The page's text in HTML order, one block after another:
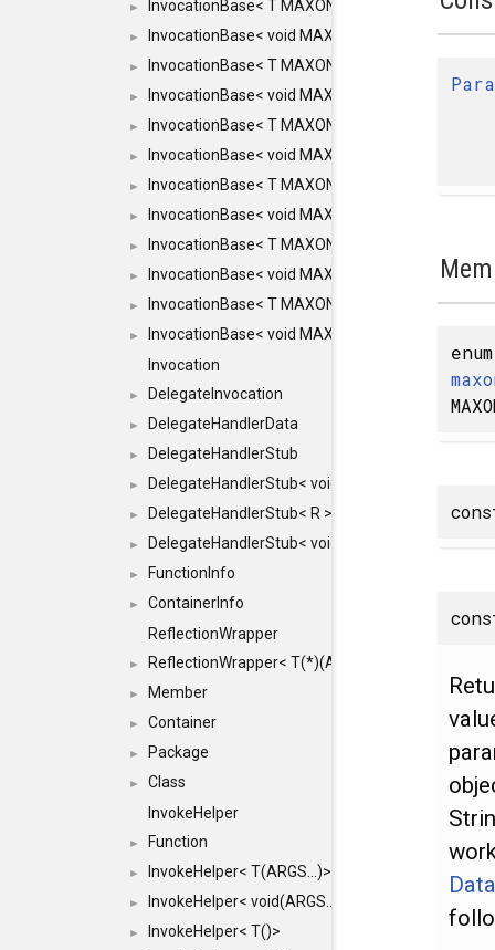
► InvocationBase< T
► InvocationBase< void
► InvocationBase< T
► InvocationBase< void
► InvocationBase< T
► InvocationBase< void
► InvocationBase< T
► InvocationBase< void
► InvocationBase< T
► InvocationBase< void
► InvocationBase< T
►
InvocationBase< void
Invocation
► DelegateInvocation
► DelegateHandlerData
► DelegateHandlerStub
► DelegateHandlerStub< void, ARGS... >
► DelegateHandlerStub< R >
► DelegateHandlerStub< void >
► FunctionInfo
►
ContainerInfo
ReflectionWrapper
► ReflectionWrapper< T(*)(ARGS...)>
► Member
► Container
► Package
►
Class
InvokeHelper
► Function
► InvokeHelper< T(ARGS...)>
► InvokeHelper< void(ARGS...)>
► InvokeHelper< T()>
enum